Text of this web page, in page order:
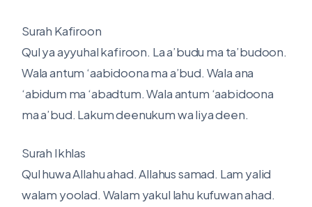
Surah Kafiroon
Qul ya ayyuhal kafiroon. La a’budu ma ta’budoon.
Wala antum ‘aabidoona ma a’bud. Wala ana
‘abidum ma ‘abadtum. Wala antum ‘aabidoona
ma a’bud. Lakum deenukum wa liya deen.
Surah Ikhlas
Qul huwa Allahu ahad. Allahus samad. Lam yalid
walam yoolad. Walam yakul lahu kufuwan ahad.